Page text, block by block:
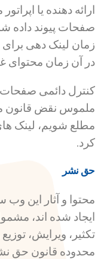
ارائه دهنده یا
صفحات پیوند داده
زمان لینک دهی
در آن زمان محتوای
کنترل دائمی صفحات
ملموس نقض قانون
مطلع شویم، لینک
کرد.
حق نشر
محتوا و آثار این
ایجاد شده اند،
تکثیر، ویرایش،
محدوده قانون حق